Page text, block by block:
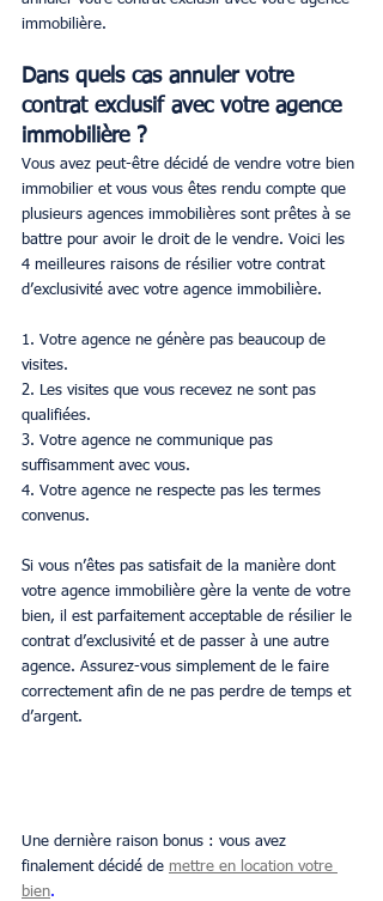
immobilière.
Dans quels cas annuler votre
contrat exclusif avec votre agence
immobilière ?
Vous avez peut-être décidé de vendre votre bien
immobilier et vous vous êtes rendu compte que
plusieurs agences immobilières sont prêtes à se
battre pour avoir le droit de le vendre. Voici les
4 meilleures raisons de résilier votre contrat
d’exclusivité avec votre agence immobilière.
1. Votre agence ne génère pas beaucoup de
visites.
2. Les visites que vous recevez ne sont pas
qualifiées.
3. Votre agence ne communique pas
suffisamment avec vous.
4. Votre agence ne respecte pas les termes
convenus.
Si vous n’êtes pas satisfait de la manière dont
votre agence immobilière gère la vente de votre
bien, il est parfaitement acceptable de résilier le
contrat d’exclusivité et de passer à une autre
agence. Assurez-vous simplement de le faire
correctement afin de ne pas perdre de temps et
d’argent.
Une dernière raison bonus : vous avez
finalement décidé de mettre en location votre
bien.